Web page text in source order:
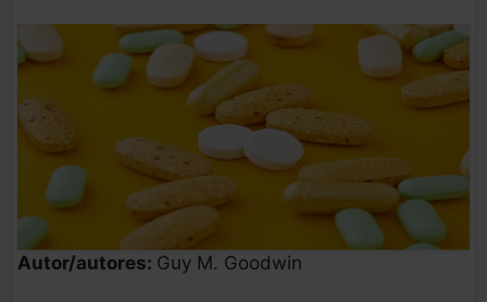
Autor/autores: Guy M. Goodwin